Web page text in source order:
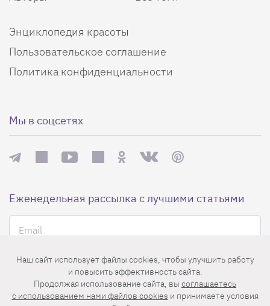
Энциклопедия красоты
Пользовательское соглашение
Политика конфиденциальности
Мы в соцсетях
Еженедельная рассылка с лучшими статьями
Нажимая на кнопку «Подписаться», вы принимаете условия
Наш сайт использует файлы cookies, чтобы улучшить работу
и повысить эффективность сайта.
Продолжая использование сайта, вы соглашаетесь
c использованием нами файлов cookies и принимаете условия